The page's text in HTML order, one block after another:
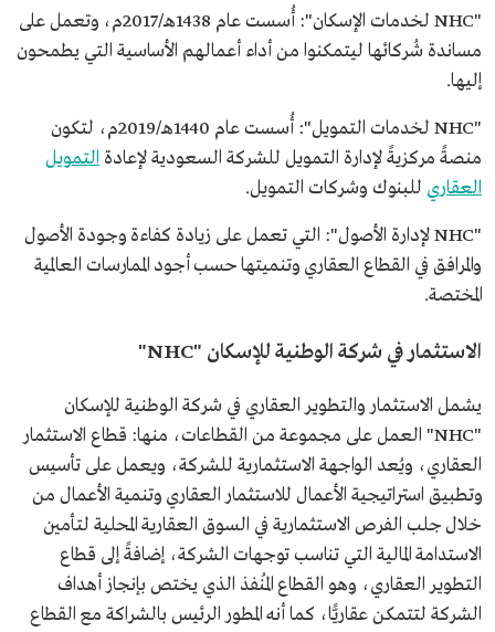
"NHC لخدمات الإسكان": أُسست عام 1438هـ/2017م، وتعمل على
مساندة شُركائها ليتمكنوا من أداء أعمالهم الأساسية التي يطمحون
إليها.
"NHC لخدمات التمويل": أُسست عام 1440هـ/2019م، لتكون
منصةً مركزيةً لإدارة التمويل للشركة السعودية لإعادة التمويل
العقاري للبنوك وشركات التمويل.
"NHC لإدارة الأصول": التي تعمل على زيادة كفاءة وجودة الأصول
والمرافق في القطاع العقاري وتنميتها حسب أجود الممارسات العالمية
المختصة.
الاستثمار في شركة الوطنية للإسكان "NHC"
يشمل الاستثمار والتطوير العقاري في شركة الوطنية للإسكان
"NHC" العمل على مجموعة من القطاعات، منها: قطاع الاستثمار
العقاري، ويُعد الواجهة الاستثمارية للشركة، ويعمل على تأسيس
وتطبيق استراتيجية الأعمال للاستثمار العقاري وتنمية الأعمال من
خلال جلب الفرص الاستثمارية في السوق العقارية المحلية لتأمين
الاستدامة المالية التي تناسب توجهات الشركة، إضافةً إلى قطاع
التطوير العقاري، وهو القطاع المُنفذ الذي يختص بإنجاز أهداف
الشركة لتتمكن عقاريًّا، كما أنه المطور الرئيس بالشراكة مع القطاع